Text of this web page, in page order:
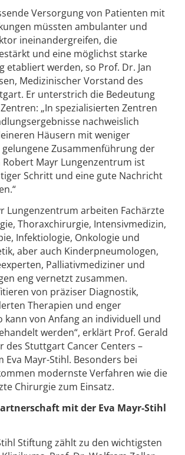
Versorgung von Patienten mit
müssten ambulanter und
ineinandergreifen, die
und eine möglichst starke
etabliert werden, so Prof. Dr. Jan
Medizinischer Vorstand des
Er unterstrich die Bedeutung
„In spezialisierten Zentren
nachweislich
Häusern mit weniger
gelungene Zusammenführung der
Mayr Lungenzentrum ist
Schritt und eine gute Nachricht
Lungenzentrum arbeiten Fachärzte
Thoraxchirurgie, Intensivmedizin,
Infektiologie, Onkologie und
aber auch Kinderpneumologen,
Palliativmediziner und
eng vernetzt zusammen.
von präziser Diagnostik,
Therapien und enger
kann von Anfang an individuell und
werden“, erklärt Prof. Gerald
des Stuttgart Cancer Centers –
Mayr-Stihl. Besonders bei
modernste Verfahren wie die
Chirurgie zum Einsatz.
mit der Eva Mayr-Stihl
Stiftung zählt zu den wichtigsten